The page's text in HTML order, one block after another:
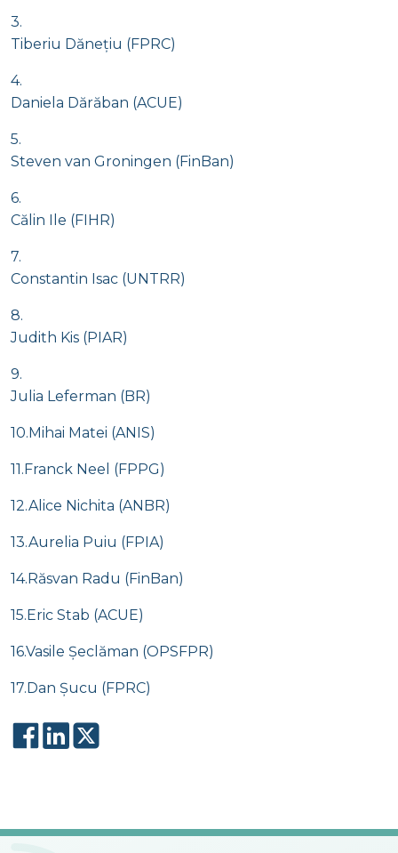
3.
Tiberiu Dănețiu (FPRC)
4.
Daniela Dărăban (ACUE)
5.
Steven van Groningen (FinBan)
6.
Călin Ile (FIHR)
7.
Constantin Isac (UNTRR)
8.
Judith Kis (PIAR)
9.
Julia Leferman (BR)
10.Mihai Matei (ANIS)
11.Franck Neel (FPPG)
12.Alice Nichita (ANBR)
13.Aurelia Puiu (FPIA)
14.Răsvan Radu (FinBan)
15.Eric Stab (ACUE)
16.Vasile Șeclăman (OPSFPR)
17.Dan Șucu (FPRC)